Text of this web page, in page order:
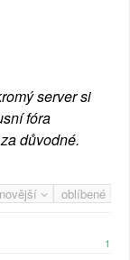
server si
fóra
důvodné.
oblíbené
1